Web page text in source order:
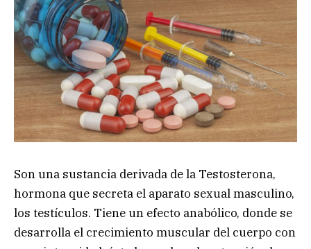
Son una sustancia derivada de la Testosterona,
hormona que secreta el aparato sexual masculino,
los testículos. Tiene un efecto anabólico, donde se
desarrolla el crecimiento muscular del cuerpo con